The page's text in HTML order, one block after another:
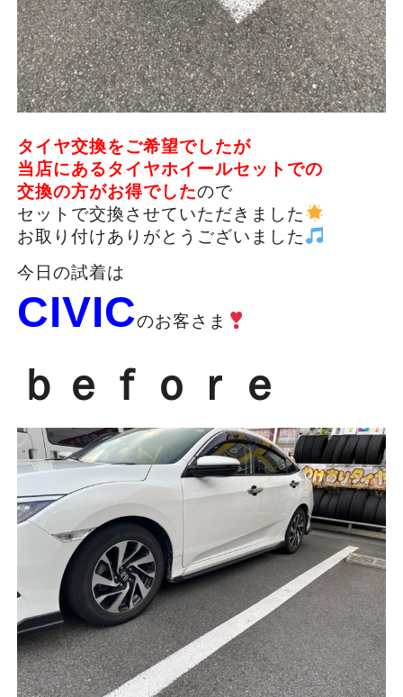
タイヤ交換をご希望でしたが
当店にあるタイヤホイールセットでの
交換の方がお得でしたので
セットで交換させていただきました
お取り付けありがとうございました
今日の試着は
CIVICのお客さま
ｂｅｆｏｒｅ